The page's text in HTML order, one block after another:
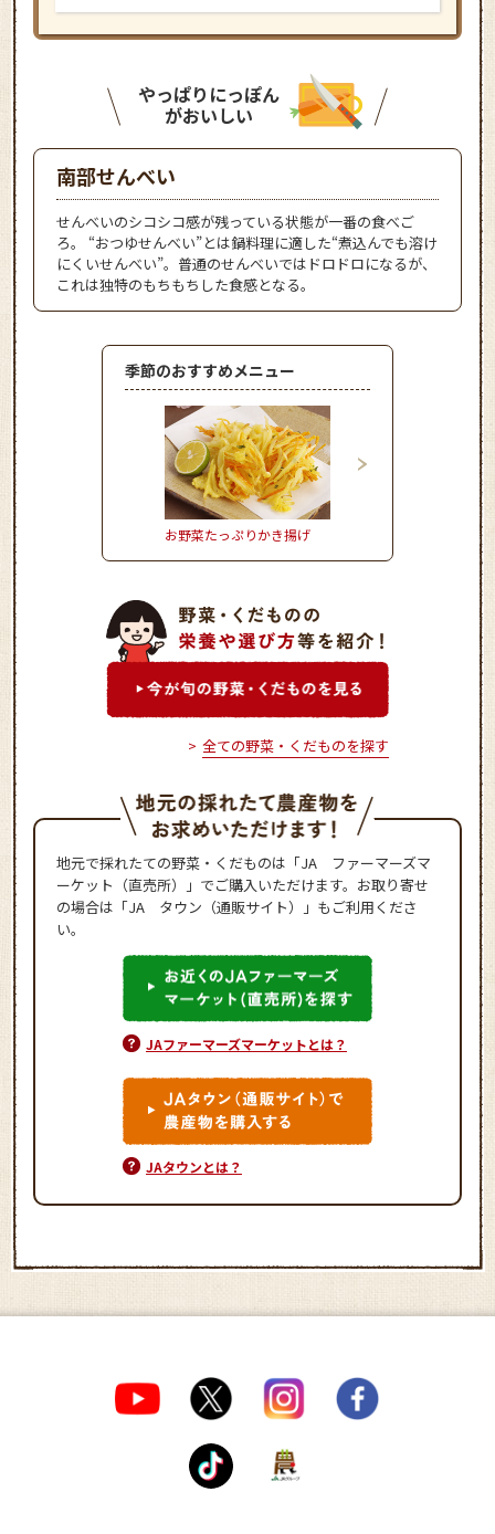
やっぱりにっぽん
がおいしい
南部せんべい
せんべいのシコシコ感が残っている状態が一番の食べご
ろ。 “おつゆせんべい”とは鍋料理に適した“煮込んでも溶け
にくいせんべい”。普通のせんべいではドロドロになるが、
これは独特のもちもちした食感となる。
季節のおすすめメニュー
お野菜たっぷりかき揚げ とうもろこしのかき揚げ
全ての野菜・くだものを探す
地元で採れたての野菜・くだものは「JA ファーマーズマ
ーケット（直売所）」でご購入いただけます。お取り寄せ
の場合は「JA タウン（通販サイト）」もご利用くださ
い。
JAファーマーズマーケットとは？
JAタウンとは？